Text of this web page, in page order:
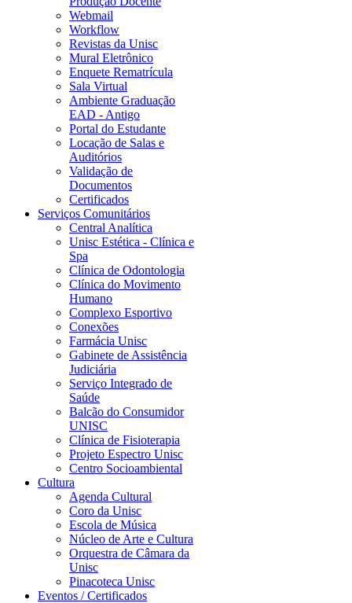
Webmail
Workflow
Revistas da Unisc
Mural Eletrônico
Enquete Rematrícula
Sala Virtual
Ambiente Graduação
EAD - Antigo
Portal do Estudante
Locação de Salas e
Auditórios
Validação de
Documentos
Certificados
Serviços Comunitários
Central Analítica
Unisc Estética - Clínica e
Spa
Clínica de Odontologia
Clínica do Movimento
Humano
Complexo Esportivo
Conexões
Farmácia Unisc
Gabinete de Assistência
Judiciária
Serviço Integrado de
Saúde
Balcão do Consumidor
UNISC
Clínica de Fisioterapia
Projeto Espectro Unisc
Centro Socioambiental
Cultura
Agenda Cultural
Coro da Unisc
Escola de Música
Núcleo de Arte e Cultura
Orquestra de Câmara da
Unisc
Pinacoteca Unisc
Eventos / Certificados